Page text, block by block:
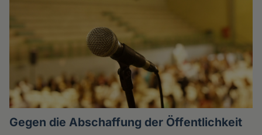
Gegen die Abschaffung der Öffentlichkeit